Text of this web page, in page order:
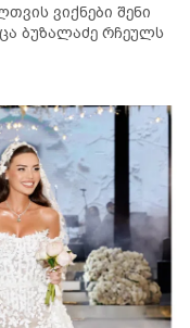
ვიქნები შენი
ბუზალაძე რჩეულს